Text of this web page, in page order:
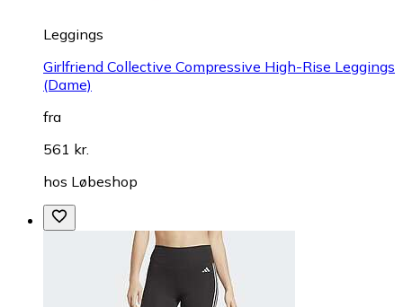
Leggings
Girlfriend Collective Compressive High-Rise Leggings
(Dame)
fra
561 kr.
hos Løbeshop